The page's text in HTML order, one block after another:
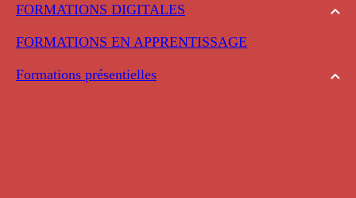
FORMATIONS DIGITALES
FORMATIONS EN APPRENTISSAGE
Formations présentielles